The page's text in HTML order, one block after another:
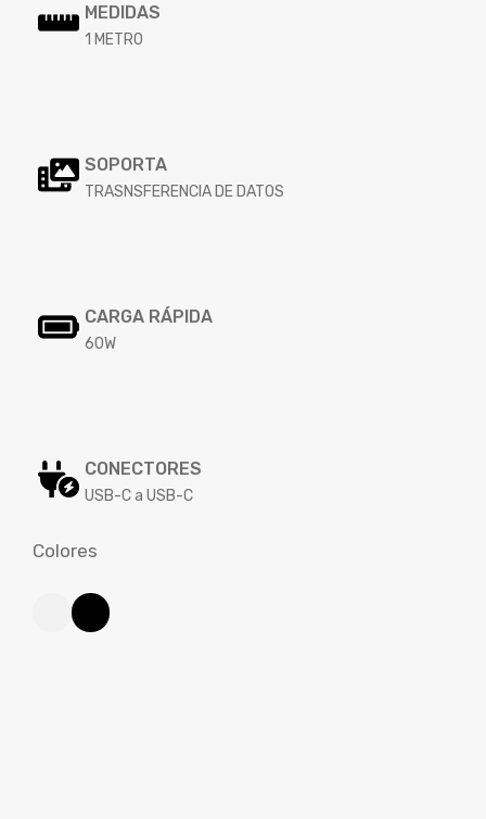
MEDIDAS
1 METRO
SOPORTA
TRASNSFERENCIA DE DATOS
CARGA RÁPIDA
60W
CONECTORES
USB-C a USB-C
Colores